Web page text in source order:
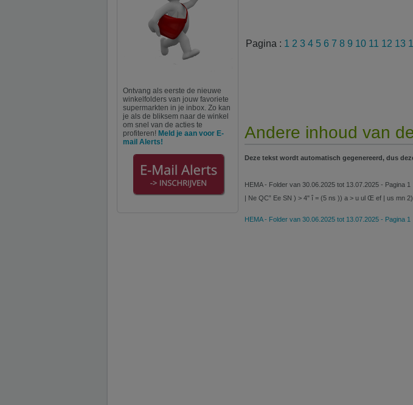
Pagina : 1 2 3 4 5 6 7 8 9 10 11 12 13
Andere inhoud van
Deze tekst wordt automatisch gegenereerd, dus
HEMA - Folder van 30.06.2025 tot 13.07.2025 - Pagina 1
| Ne QC” Ee SN ) > 4" î = (5 ns )) a > u ul Œ ef | us mn 2)
HEMA - Folder van 30.06.2025 tot 13.07.2025 - Pagina 1
Ontvang als eerste de nieuwe
winkelfolders van jouw favoriete
supermarkten in je inbox. Zo kan
je als de bliksem naar de winkel
om snel van de acties te
profiteren! Meld je aan voor E-
mail Alerts!